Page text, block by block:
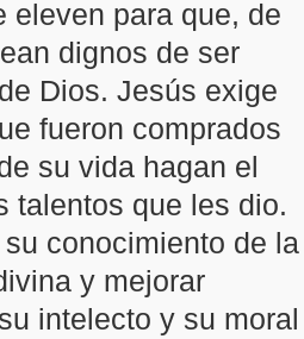
eleven para que, de
dignos de ser
Dios. Jesús exige
fueron comprados
su vida hagan el
talentos que les dio.
conocimiento de la
y mejorar
intelecto y su moral